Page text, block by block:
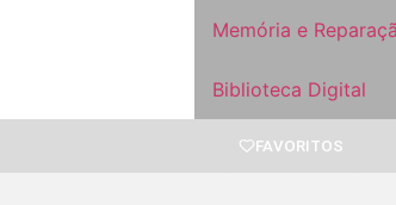
Memória e
Biblioteca Digital
FAVORITOS